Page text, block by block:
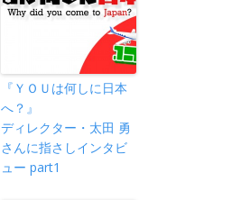
『ＹＯＵは何しに日本
へ？』
ディレクター・太田 勇
さんに指さしインタビ
ュー part1